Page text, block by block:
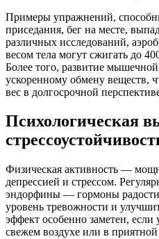
Примеры упражнений,
приседания, бег на месте,
различных исследований,
весом тела могут сжигать до
Более того, развитие
ускоренному обмену веществ,
вес в долгосрочной
Психологическая
Физическая активность —
депрессией и стрессом.
эндорфины — гормоны
уровень тревожности и
эффект особенно заметен,
свежем воздухе или в